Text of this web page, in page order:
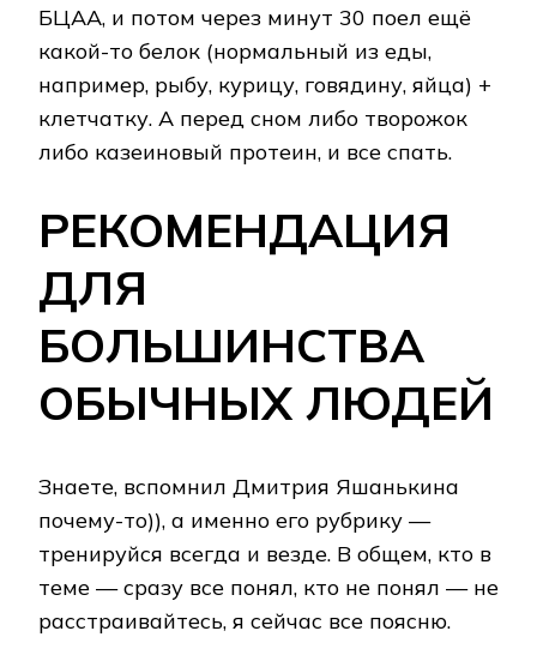
БЦАА, и потом через минут 30 поел ещё
какой-то белок (нормальный из еды,
например, рыбу, курицу, говядину, яйца) +
клетчатку. А перед сном либо творожок
либо казеиновый протеин, и все спать.
РЕКОМЕНДАЦИЯ
ДЛЯ
БОЛЬШИНСТВА
ОБЫЧНЫХ ЛЮДЕЙ
Знаете, вспомнил Дмитрия Яшанькина
почему-то)), а именно его рубрику —
тренируйся всегда и везде. В общем, кто в
теме — сразу все понял, кто не понял — не
расстраивайтесь, я сейчас все поясню.